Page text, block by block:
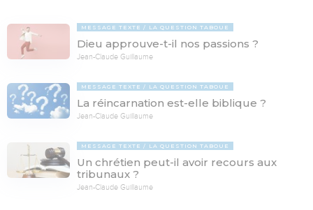
MESSAGE TEXTE LA QUESTION TABOUE
Dieu approuve-t-il nos passions ?
Jean-Claude Guillaume
MESSAGE TEXTE LA QUESTION TABOUE
La réincarnation est-elle biblique ?
Jean-Claude Guillaume
MESSAGE TEXTE LA QUESTION TABOUE
Un chrétien peut-il avoir recours aux
tribunaux ?
Jean-Claude Guillaume